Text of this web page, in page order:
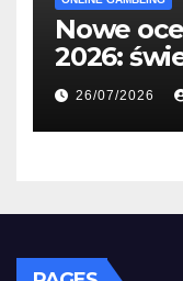
Nowe
2026:
studia
26/07/2026